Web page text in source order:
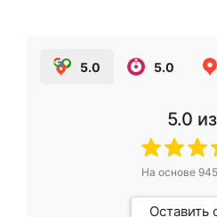
5.0 5.0
5.0
На основе 945
Оставить